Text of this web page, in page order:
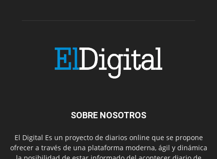
SOBRE NOSOTROS
El Digital Es un proyecto de diarios online que se propone
ofrecer a través de una plataforma moderna, ágil y dinámica